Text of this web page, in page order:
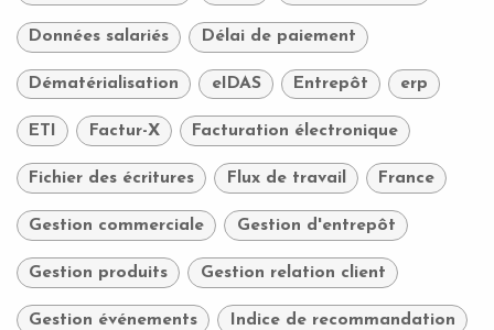
Données salariés Délai de paiement
Dématérialisation eIDAS Entrepôt erp
ETI Factur-X Facturation électronique
Fichier des écritures Flux de travail France
Gestion commerciale Gestion d'entrepôt
Gestion produits Gestion relation client
Gestion événements Indice de recommandation